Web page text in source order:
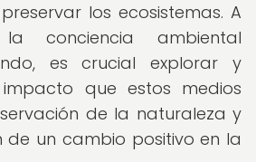
los ecosistemas. A
conciencia ambiental
es crucial explorar y
que estos medios
de la naturaleza y
un cambio positivo en la